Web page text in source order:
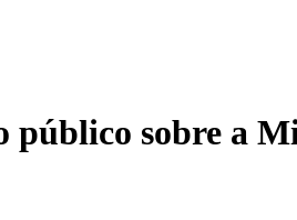
público sobre a